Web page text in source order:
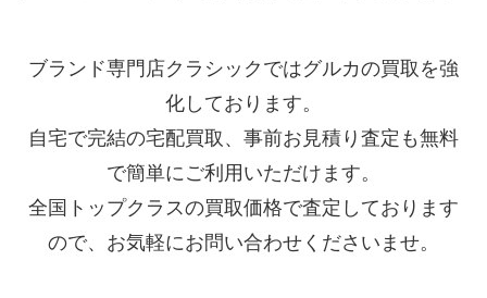
ブランド専門店クラシックではグルカの買取を強
化しております。
自宅で完結の宅配買取、事前お見積り査定も無料
で簡単にご利用いただけます。
全国トップクラスの買取価格で査定しております
ので、お気軽にお問い合わせくださいませ。